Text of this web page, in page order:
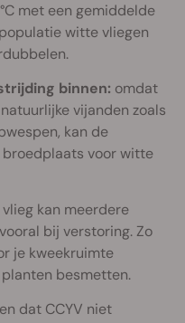
met een gemiddelde
witte vliegen
binnen: omdat
vijanden zoals
kan de
voor witte
kan meerdere
bij verstoring. Zo
je kweekruimte
besmetten.
dat CCYV niet